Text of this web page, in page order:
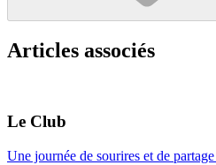
Articles associés
Le Club
Une journée de sourires et de